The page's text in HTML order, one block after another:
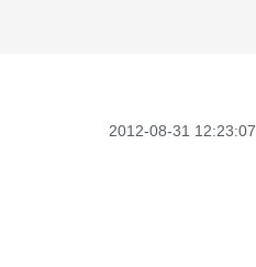
2012-08-31 12:23:07